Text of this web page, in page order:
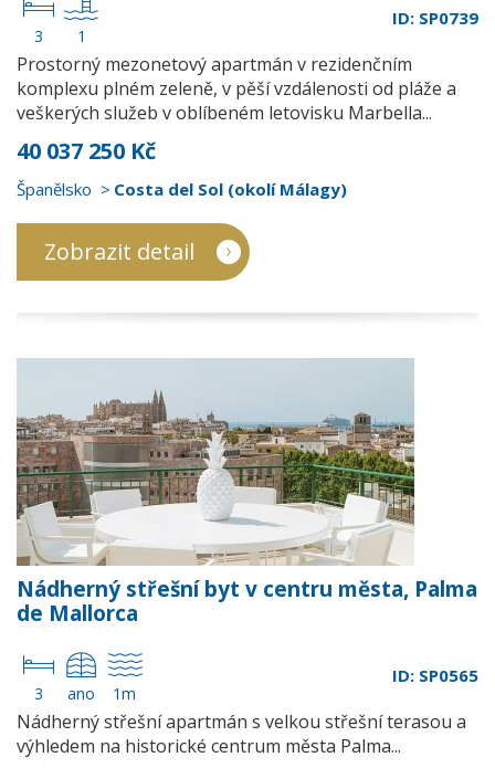
3 1
ID: SP0739
Prostorný mezonetový apartmán v rezidenčním
komplexu plném zeleně, v pěší vzdálenosti od pláže a
veškerých služeb v oblíbeném letovisku Marbella...
40 037 250 Kč
Španělsko Costa del Sol (okolí Málagy)
Zobrazit detail
Nádherný střešní byt v centru města, Palma
de Mallorca
3 ano 1m
ID: SP0565
Nádherný střešní apartmán s velkou střešní terasou a
výhledem na historické centrum města Palma...